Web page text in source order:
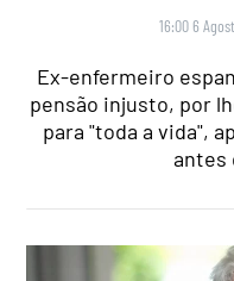
16:00 6
Ex-enfermeiro
pensão injusto, por
para "toda a vida",
antes